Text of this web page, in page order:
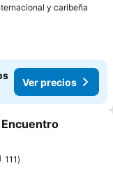
y caribeña
Ver precios
favoritos
111